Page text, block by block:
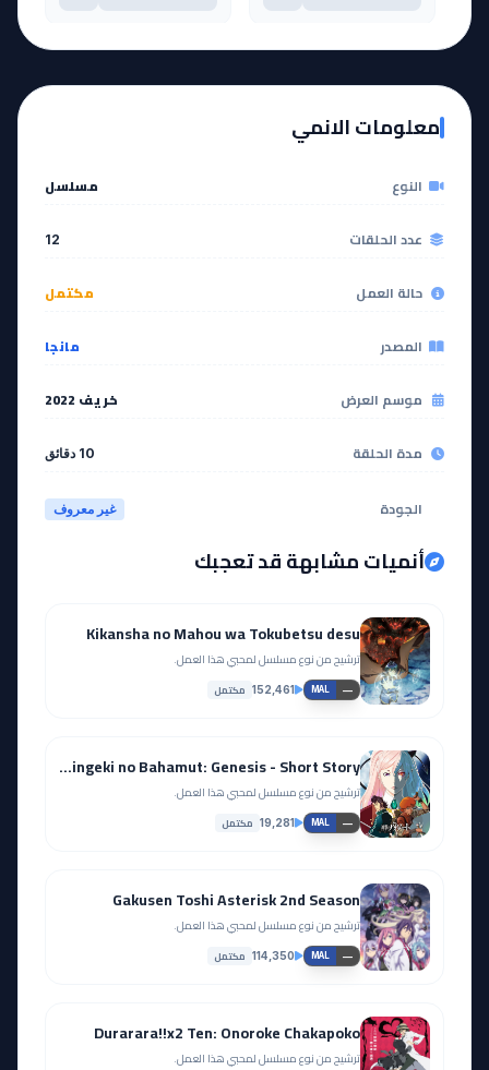
مشاهدة
آخر حلقة 🔥
12
EP
معلومات الانمي
النوع مسلسل
عدد الحلقات 12
حالة العمل مكتمل
المصدر مانجا
موسم العرض خريف 2022
مدة الحلقة 10 دقائق
الجودة غير معروف
أنميات مشابهة قد تعجبك
Kikansha no Mahou wa Tokubetsu desu
ترشيح من نوع مسلسل لمحبي هذا العمل.
MAL —
152,461 مكتمل
Shingeki no Bahamut: Genesis - Short Story
ترشيح من نوع مسلسل لمحبي هذا العمل.
MAL —
19,281 مكتمل
Gakusen Toshi Asterisk 2nd Season
ترشيح من نوع مسلسل لمحبي هذا العمل.
MAL —
114,350 مكتمل
Durarara!!x2 Ten: Onoroke Chakapoko
ترشيح من نوع مسلسل لمحبي هذا العمل.